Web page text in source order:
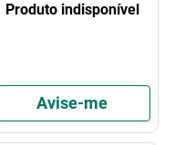
Produto indisponível
Avise-me